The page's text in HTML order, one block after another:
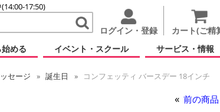
17:50)
ログイン・登録 カート(ご精
める イベント・スクール サービス・情報
セージ 誕生日 コンフェッティ バースデー 18インチ
前の商品